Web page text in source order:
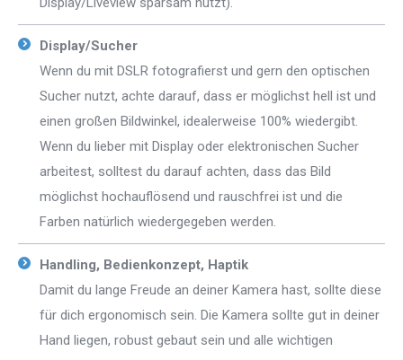
Display/Sucher
Wenn du mit DSLR fotografierst und gern den optischen
Sucher nutzt, achte darauf, dass er möglichst hell ist und
einen großen Bildwinkel, idealerweise 100% wiedergibt.
Wenn du lieber mit Display oder elektronischen Sucher
arbeitest, solltest du darauf achten, dass das Bild
möglichst hochauflösend und rauschfrei ist und die
Farben natürlich wiedergegeben werden.
Handling, Bedienkonzept, Haptik
Damit du lange Freude an deiner Kamera hast, sollte diese
für dich ergonomisch sein. Die Kamera sollte gut in deiner
Hand liegen, robust gebaut sein und alle wichtigen